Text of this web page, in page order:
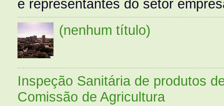
e representantes do setor
(nenhum título)
Inspeção Sanitária de produtos
Comissão de Agricultura